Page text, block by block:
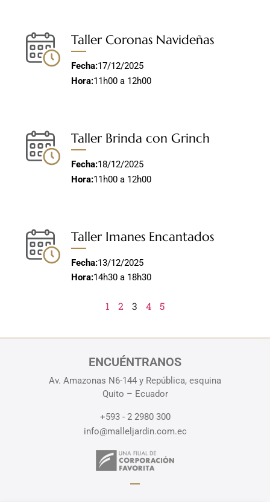
Taller Coronas Navideñas
Fecha:17/12/2025
Hora:11h00 a 12h00
Taller Brinda con Grinch
Fecha:18/12/2025
Hora:11h00 a 12h00
Taller Imanes Encantados
Fecha:13/12/2025
Hora:14h30 a 18h30
1 2 3 4 5
ENCUÉNTRANOS
Av. Amazonas N6-144 y República, esquina
Quito – Ecuador
+593 - 2 2980 300
info@malleljardin.com.ec